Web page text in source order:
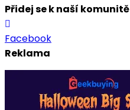
Přidej se k naší komunitě
Facebook
Reklama